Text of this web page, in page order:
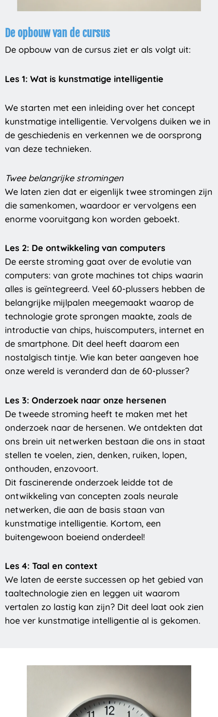
De opbouw van de cursus
De opbouw van de cursus ziet er als volgt uit:
Les 1: Wat is kunstmatige intelligentie
We starten met een inleiding over het concept
kunstmatige intelligentie. Vervolgens duiken we in
de geschiedenis en verkennen we de oorsprong
van deze technieken.
Twee belangrijke stromingen
We laten zien dat er eigenlijk twee stromingen zijn
die samenkomen, waardoor er vervolgens een
enorme vooruitgang kon worden geboekt.
Les 2: De ontwikkeling van computers
De eerste stroming gaat over de evolutie van
computers: van grote machines tot chips waarin
alles is geïntegreerd. Veel 60-plussers hebben de
belangrijke mijlpalen meegemaakt waarop de
technologie grote sprongen maakte, zoals de
introductie van chips, huiscomputers, internet en
de smartphone. Dit deel heeft daarom een
nostalgisch tintje. Wie kan beter aangeven hoe
onze wereld is veranderd dan de 60-plusser?
Les 3: Onderzoek naar onze hersenen
De tweede stroming heeft te maken met het
onderzoek naar de hersenen. We ontdekten dat
ons brein uit netwerken bestaan die ons in staat
stellen te voelen, zien, denken, ruiken, lopen,
onthouden, enzovoort.
Dit fascinerende onderzoek leidde tot de
ontwikkeling van concepten zoals neurale
netwerken, die aan de basis staan van
kunstmatige intelligentie. Kortom, een
buitengewoon boeiend onderdeel!
Les 4: Taal en context
We laten de eerste successen op het gebied van
taaltechnologie zien en leggen uit waarom
vertalen zo lastig kan zijn? Dit deel laat ook zien
hoe ver kunstmatige intelligentie al is gekomen.